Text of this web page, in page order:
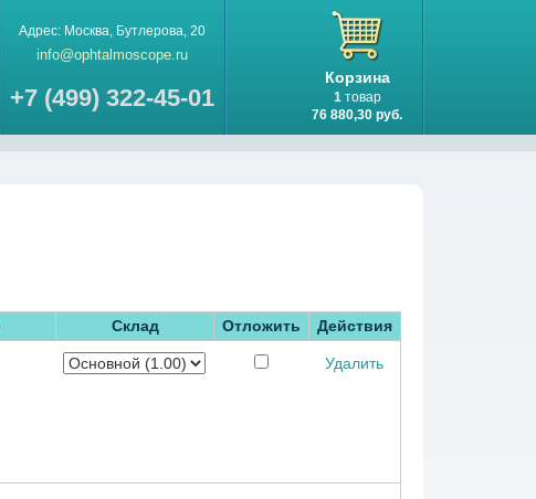
Адрес: Москва, Бутлерова, 20
info@ophtalmoscope.ru
+7 (499) 322-45-01
Корзина
1товар
76 880,30 руб.
Склад Отложить Действия
Удалить